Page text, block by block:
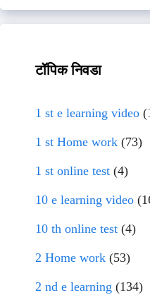
टॉपिक निवडा
1 st e learning video
1 st Home work (73)
1 st online test (4)
10 e learning video
10 th online test (4)
2 Home work (53)
2 nd e learning (134)